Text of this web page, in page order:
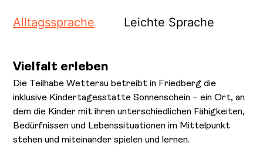
Alltagssprache Leichte Sprache
Vielfalt erleben
Die Teilhabe Wetterau betreibt in Friedberg die
inklusive Kindertagesstätte Sonnenschein – ein Ort, an
dem die Kinder mit ihren unterschiedlichen Fähigkeiten,
Bedürfnissen und Lebenssituationen im Mittelpunkt
stehen und miteinander spielen und lernen.